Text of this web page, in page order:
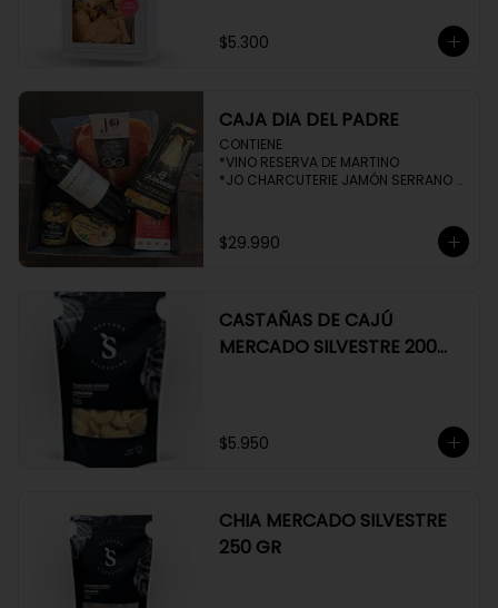
$5.300
CAJA DIA DEL PADRE
CONTIENE
*VINO RESERVA DE MARTINO
*JO CHARCUTERIE JAMÓN SERRANO
*HENAFF MOUSSE DE CANARD
*NAT CRACKERS PEQUEÑAS
$29.990
CASTAÑAS DE CAJÚ
MERCADO SILVESTRE 200
$5.950
CHIA MERCADO SILVESTRE
250 GR